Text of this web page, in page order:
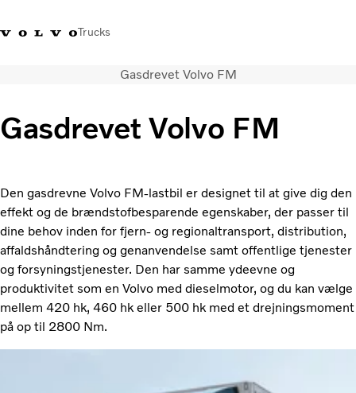
Trucks
Volvo Trucks MerchandiseLog indDanmark
Transportløsninger
Forhandlersøgning
Nyheder
Om os
Kontakt os
Gasdrevet Volvo FM
Gasdrevet Volvo FM
Den gasdrevne Volvo FM-lastbil er designet til at give dig den
effekt og de brændstofbesparende egenskaber, der passer til
dine behov inden for fjern- og regionaltransport, distribution,
affaldshåndtering og genanvendelse samt offentlige tjenester
og forsyningstjenester. Den har samme ydeevne og
produktivitet som en Volvo med dieselmotor, og du kan vælge
mellem 420 hk, 460 hk eller 500 hk med et drejningsmoment
på op til 2800 Nm.